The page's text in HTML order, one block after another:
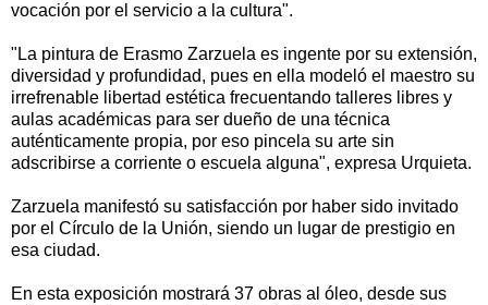
vocación por el servicio a la cultura".
"La pintura de Erasmo Zarzuela es ingente por su extensión,
diversidad y profundidad, pues en ella modeló el maestro su
irrefrenable libertad estética frecuentando talleres libres y
aulas académicas para ser dueño de una técnica
auténticamente propia, por eso pincela su arte sin
adscribirse a corriente o escuela alguna", expresa Urquieta.
Zarzuela manifestó su satisfacción por haber sido invitado
por el Círculo de la Unión, siendo un lugar de prestigio en
esa ciudad.
En esta exposición mostrará 37 obras al óleo, desde sus